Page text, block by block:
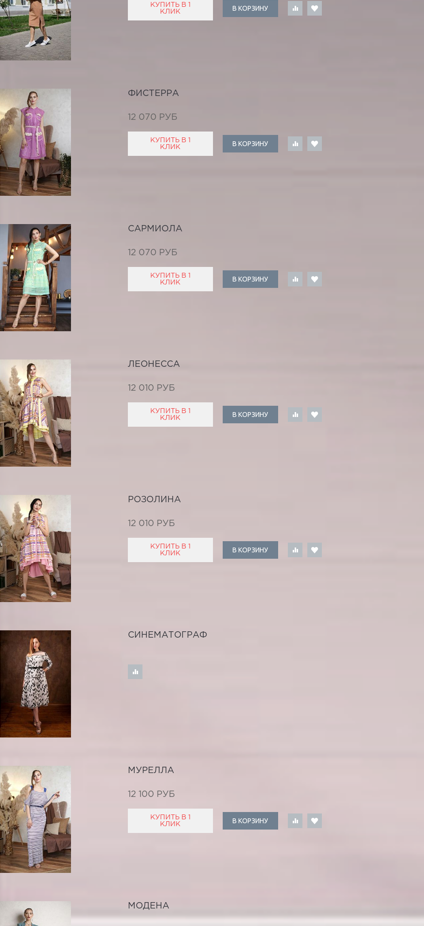
КУПИТЬ В 1
КЛИК
В КОРЗИНУ
ФИСТЕРРА
12 070 РУБ
КУПИТЬ В 1
КЛИК
В КОРЗИНУ
САРМИОЛА
12 070 РУБ
КУПИТЬ В 1
КЛИК
В КОРЗИНУ
ЛЕОНЕССА
12 010 РУБ
КУПИТЬ В 1
КЛИК
В КОРЗИНУ
РОЗОЛИНА
12 010 РУБ
КУПИТЬ В 1
КЛИК
В КОРЗИНУ
СИНЕМАТОГРАФ
МУРЕЛЛА
12 100 РУБ
КУПИТЬ В 1
КЛИК
В КОРЗИНУ
МОДЕНА